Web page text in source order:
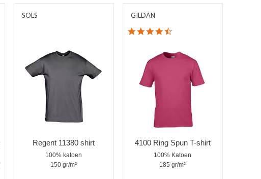
SOLS
Regent 11380 shirt
100% katoen
150 gr/m²
GILDAN
4100 Ring Spun T-shirt
100% Katoen
185 gr/m²